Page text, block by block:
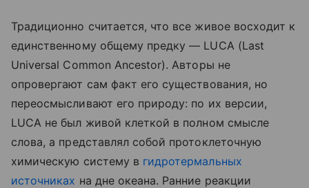
Традиционно считается, что все живое восходит к
единственному общему предку — LUCA (Last
Universal Common Ancestor). Авторы не
опровергают сам факт его существования, но
переосмысливают его природу: по их версии,
LUCA не был живой клеткой в полном смысле
слова, а представлял собой протоклеточную
химическую систему в гидротермальных
источниках на дне океана. Ранние реакции